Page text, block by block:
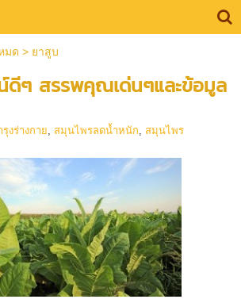
มด > ยาสูบ
ดีๆ สรรพคุณเด่นๆและข้อมูล
งร่างกาย, สมุนไพรลดน้ำหนัก, สมุนไพร